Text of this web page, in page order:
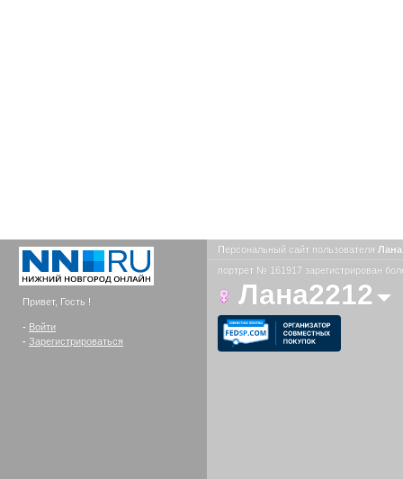
Привет, Гость !
- Войти
- Зарегистрироваться
Персональный сайт пользователя
портрет № 161917 зарегистрирован
Лана2212